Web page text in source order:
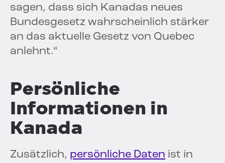
sagen, dass sich Kanadas neues
Bundesgesetz wahrscheinlich stärker
an das aktuelle Gesetz von Quebec
anlehnt.“
Persönliche
Informationen in
Kanada
Zusätzlich, persönliche Daten ist in